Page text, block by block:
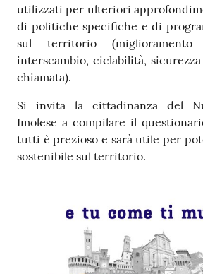
utilizzati per ulteriori
di politiche specifiche e di
sul territorio
interscambio, ciclabilità,
chiamata).
Si invita la cittadinanza del
Imolese a compilare il
tutti è prezioso e sarà utile per
sostenibile sul territorio.